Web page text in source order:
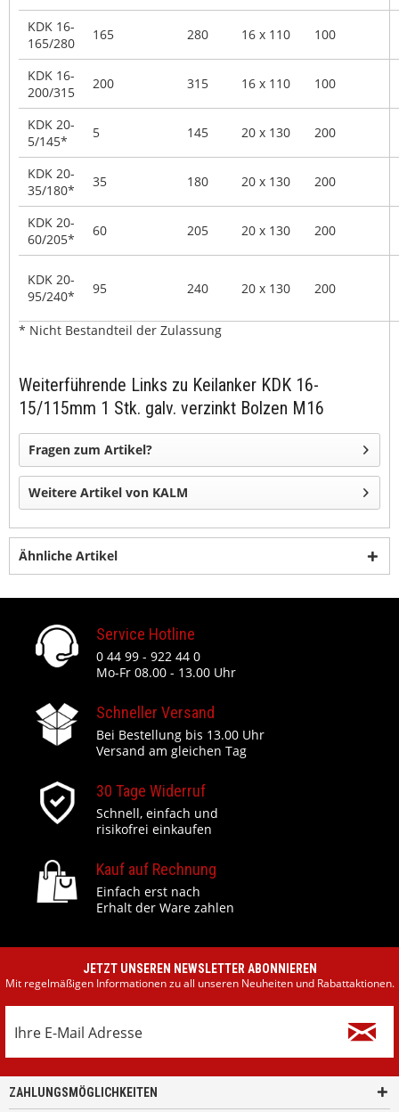
KDK 16-
165/280
165 280 16 x 110 100
KDK 16-
200/315
200 315 16 x 110 100
KDK 20-
5/145*
5 145 20 x 130 200
KDK 20-
35/180*
35 180 20 x 130 200
KDK 20-
60/205*
60 205 20 x 130 200
KDK 20-
95/240*
95 240 20 x 130 200
* Nicht Bestandteil der Zulassung
Weiterführende Links zu Keilanker KDK 16-
15/115mm 1 Stk. galv. verzinkt Bolzen M16
Fragen zum Artikel?
Weitere Artikel von KALM
Ähnliche Artikel
Service Hotline
0 44 99 - 922 44 0
Mo-Fr 08.00 - 13.00 Uhr
Schneller Versand
Bei Bestellung bis 13.00 Uhr
Versand am gleichen Tag
30 Tage Widerruf
Schnell, einfach und
risikofrei einkaufen
Kauf auf Rechnung
Einfach erst nach
Erhalt der Ware zahlen
JETZT UNSEREN NEWSLETTER ABONNIEREN
Mit regelmäßigen Informationen zu all unseren Neuheiten und Rabattaktionen.
ZAHLUNGSMÖGLICHKEITEN